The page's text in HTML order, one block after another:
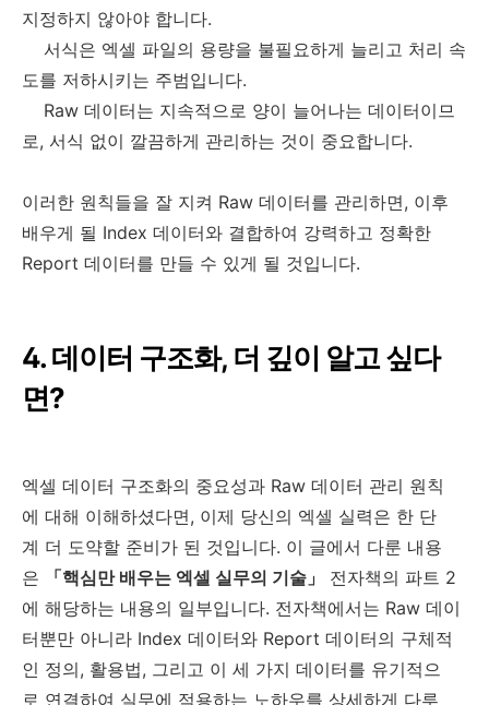
지정하지 않아야 합니다.
서식은 엑셀 파일의 용량을 불필요하게 늘리고 처리 속
도를 저하시키는 주범입니다.
Raw 데이터는 지속적으로 양이 늘어나는 데이터이므
로, 서식 없이 깔끔하게 관리하는 것이 중요합니다.
이러한 원칙들을 잘 지켜 Raw 데이터를 관리하면, 이후
배우게 될 Index 데이터와 결합하여 강력하고 정확한
Report 데이터를 만들 수 있게 될 것입니다.
4. 데이터 구조화, 더 깊이 알고 싶다
면?
엑셀 데이터 구조화의 중요성과 Raw 데이터 관리 원칙
에 대해 이해하셨다면, 이제 당신의 엑셀 실력은 한 단
계 더 도약할 준비가 된 것입니다. 이 글에서 다룬 내용
은
「핵심만 배우는 엑셀 실무의 기술」
전자책의 파트 2
에 해당하는 내용의 일부입니다. 전자책에서는 Raw 데이
터뿐만 아니라 Index 데이터와 Report 데이터의 구체적
인 정의, 활용법, 그리고 이 세 가지 데이터를 유기적으
로 연결하여 실무에 적용하는 노하우를 상세하게 다루